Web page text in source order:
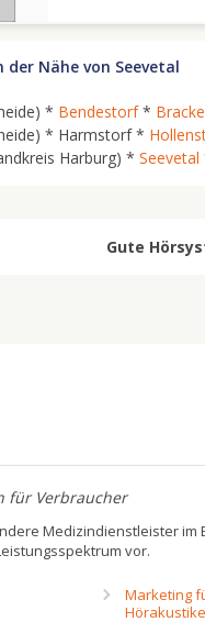
Nähe von Seevetal
* Bendestorf*
* Harmstorf *
Harburg) * Seevetal
Gute
für Verbraucher
Medizindienstleister im
vor.
Marketing